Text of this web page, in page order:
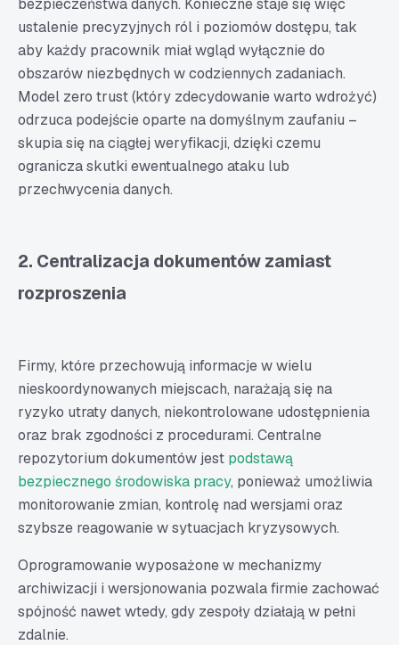
bezpieczeństwa danych. Konieczne staje się więc
ustalenie precyzyjnych ról i poziomów dostępu, tak
aby każdy pracownik miał wgląd wyłącznie do
obszarów niezbędnych w codziennych zadaniach.
Model zero trust (który zdecydowanie warto wdrożyć)
odrzuca podejście oparte na domyślnym zaufaniu –
skupia się na ciągłej weryfikacji, dzięki czemu
ogranicza skutki ewentualnego ataku lub
przechwycenia danych.
2. Centralizacja dokumentów zamiast
rozproszenia
Firmy, które przechowują informacje w wielu
nieskoordynowanych miejscach, narażają się na
ryzyko utraty danych, niekontrolowane udostępnienia
oraz brak zgodności z procedurami. Centralne
repozytorium dokumentów jest podstawą
bezpiecznego środowiska pracy, ponieważ umożliwia
monitorowanie zmian, kontrolę nad wersjami oraz
szybsze reagowanie w sytuacjach kryzysowych.
Oprogramowanie wyposażone w mechanizmy
archiwizacji i wersjonowania pozwala firmie zachować
spójność nawet wtedy, gdy zespoły działają w pełni
zdalnie.